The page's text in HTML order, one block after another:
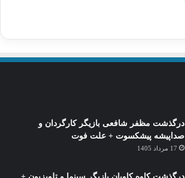
درگذشت مظفر شافعی بازیگر کارگردان و
صداپیشه پیشکسوت + علت فوت
17 مرداد 1405